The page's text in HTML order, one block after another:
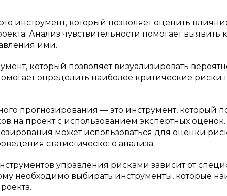
инструмент, который позволяет оценить
Анализ чувствительности помогает
ими.
который позволяет визуализировать
определить наиболее критические риски
прогнозирования — это инструмент, который
на проект с использованием экспертных
может использоваться для оценки
статистического анализа.
управления рисками зависит от
необходимо выбирать инструменты, которые